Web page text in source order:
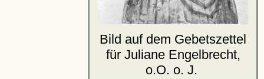
Bild auf dem Gebetszettel
für Juliane Engelbrecht,
o.O. o. J.